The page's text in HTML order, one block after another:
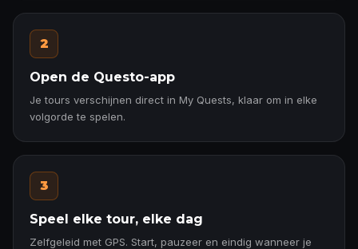
2
Open de Questo-app
Je tours verschijnen direct in My Quests, klaar om in elke
volgorde te spelen.
3
Speel elke tour, elke dag
Zelfgeleid met GPS. Start, pauzeer en eindig wanneer je